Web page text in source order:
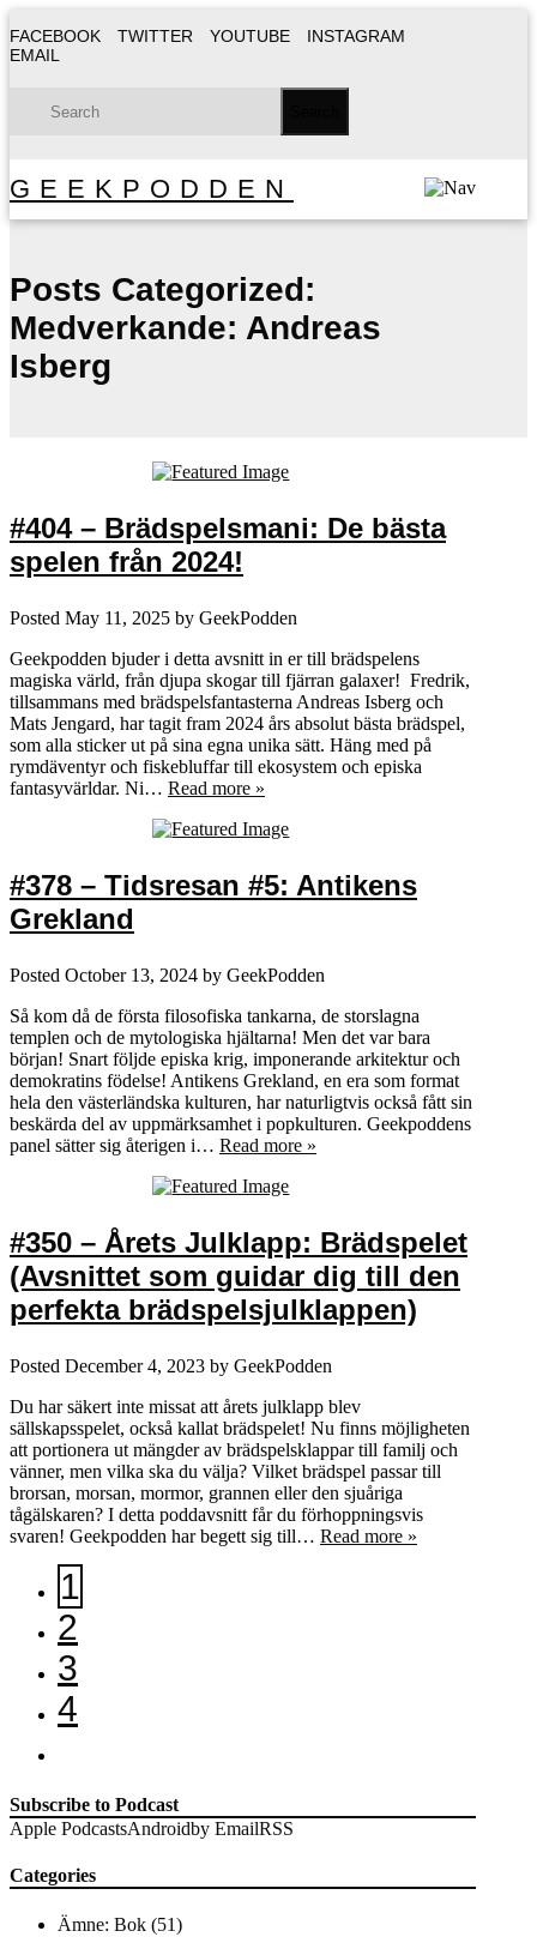
FACEBOOK TWITTER YOUTUBE
INSTAGRAM
EMAIL
GEEKPODDEN
Posts Categorized:
Medverkande: Andreas
Isberg
#404 – Brädspelsmani: De bästa
spelen från 2024!
Posted May 11, 2025 by GeekPodden
Geekpodden bjuder i detta avsnitt in er till brädspelens
magiska värld, från djupa skogar till fjärran galaxer! Fredrik,
tillsammans med brädspelsfantasterna Andreas Isberg och
Mats Jengard, har tagit fram 2024 års absolut bästa brädspel,
som alla sticker ut på sina egna unika sätt. Häng med på
rymdäventyr och fiskebluffar till ekosystem och episka
fantasyvärldar. Ni… Read more »
#378 – Tidsresan #5: Antikens
Grekland
Posted October 13, 2024 by GeekPodden
Så kom då de första filosofiska tankarna, de storslagna
templen och de mytologiska hjältarna! Men det var bara
början! Snart följde episka krig, imponerande arkitektur och
demokratins födelse! Antikens Grekland, en era som format
hela den västerländska kulturen, har naturligtvis också fått sin
beskärda del av uppmärksamhet i popkulturen. Geekpoddens
panel sätter sig återigen i… Read more »
#350 – Årets Julklapp: Brädspelet
(Avsnittet som guidar dig till den
perfekta brädspelsjulklappen)
Posted December 4, 2023 by GeekPodden
Du har säkert inte missat att årets julklapp blev
sällskapsspelet, också kallat brädspelet! Nu finns möjligheten
att portionera ut mängder av brädspelsklappar till familj och
vänner, men vilka ska du välja? Vilket brädspel passar till
brorsan, morsan, mormor, grannen eller den sjuåriga
tågälskaren? I detta poddavsnitt får du förhoppningsvis
svaren! Geekpodden har begett sig till… Read more »
1
2
3
4
Subscribe to Podcast
Apple PodcastsAndroidby EmailRSS
Categories
Ämne: Bok (51)